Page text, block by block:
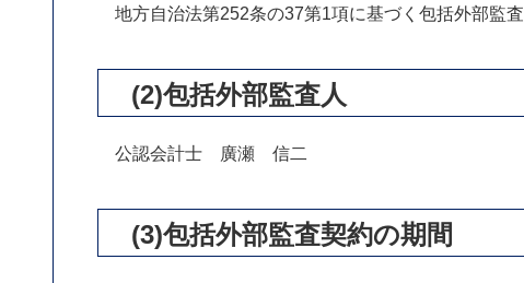
地方自治法第252条の37第1項に基づく包括外部監査
(2)包括外部監査人
公認会計士 廣瀬 信二
(3)包括外部監査契約の期間